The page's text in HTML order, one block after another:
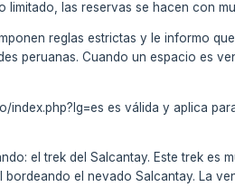
las reservas se hacen con
reglas estrictas y le informo
peruanas. Cuando un espacio es
es válida y aplica
el trek del Salcantay. Este trek es
el nevado Salcantay. La